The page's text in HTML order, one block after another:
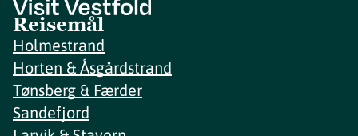
Reisemål
Holmestrand
Horten & Åsgårdstrand
Tønsberg & Færder
Sandefjord